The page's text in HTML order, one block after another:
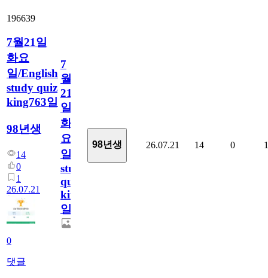
196639
7월21일
화요
일/English
study quiz
king763일
98년생
14
0
1
26.07.21
0
댓글
7
월
21
일
화
요
일/English
study
quiz
king763
일
98년생 26.07.21 14 0 1